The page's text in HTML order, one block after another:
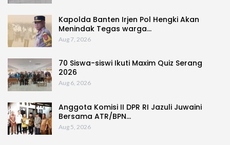
Kapolda Banten Irjen Pol Hengki Akan
Menindak Tegas warga…
Aug 7, 2026
70 Siswa-siswi Ikuti Maxim Quiz Serang
2026
Aug 6, 2026
Anggota Komisi II DPR RI Jazuli Juwaini
Bersama ATR/BPN…
Aug 5, 2026